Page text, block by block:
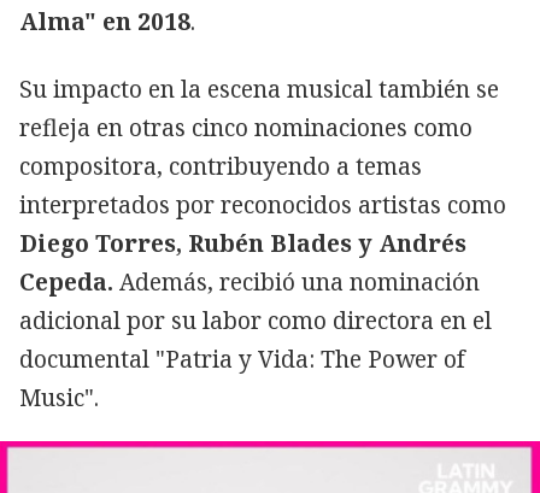
Alma" en 2018.
Su impacto en la escena musical también se
refleja en otras cinco nominaciones como
compositora, contribuyendo a temas
interpretados por reconocidos artistas como
Diego Torres, Rubén Blades y Andrés
Cepeda. Además, recibió una nominación
adicional por su labor como directora en el
documental "Patria y Vida: The Power of
Music".